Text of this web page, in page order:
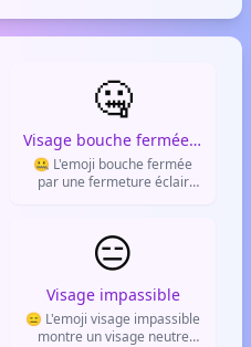
🤐
Visage bouche fermée par une fermeture éclair
🤐 L'emoji bouche fermée
par une fermeture éclair
qu'on garde un secret.
😑
Visage impassible
😑 L'emoji visage impassible
montre un visage neutre